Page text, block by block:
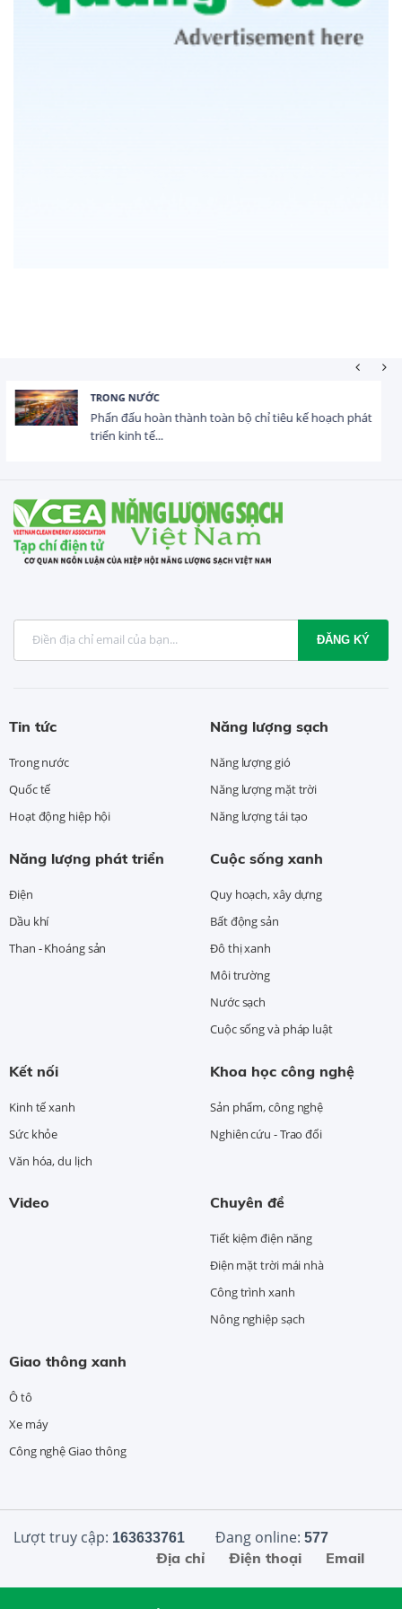
HOẠT ĐỘNG ĐẦU TƯ
Tổng vốn FDI đăng ký vào Việt Nam đạt gần 25 tỷ
USD trong 5 tháng...
ĐĂNG KÝ
Tin tức
Trong nước
Quốc tế
Hoạt động hiệp hội
Năng lượng sạch
Năng lượng gió
Năng lượng mặt trời
Năng lượng tái tạo
Năng lượng phát triển
Điện
Dầu khí
Than - Khoáng sản
Cuộc sống xanh
Quy hoạch, xây dựng
Bất động sản
Đô thị xanh
Môi trường
Nước sạch
Cuộc sống và pháp luật
Kết nối
Kinh tế xanh
Sức khỏe
Văn hóa, du lịch
Khoa học công nghệ
Sản phẩm, công nghệ
Nghiên cứu - Trao đổi
Video Chuyên đề
Tiết kiệm điện năng
Điện mặt trời mái nhà
Công trình xanh
Nông nghiệp sạch
Giao thông xanh
Ô tô
Xe máy
Công nghệ Giao thông
Lượt truy cập: 163633761 Đang online: 577
Email
Điện thoại
Địa chỉ